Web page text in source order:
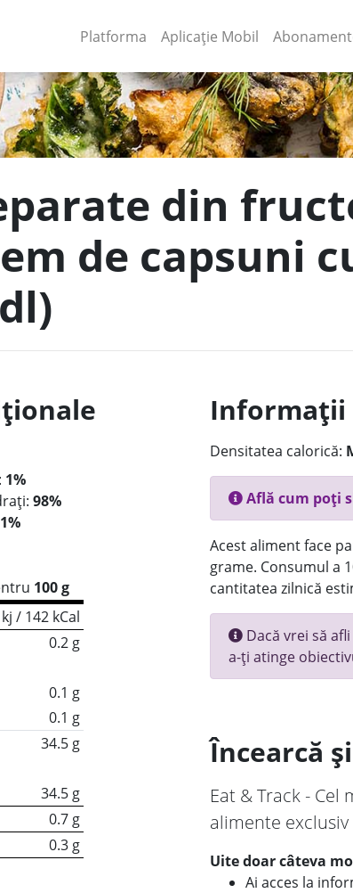
Platforma (current)
Aplicație Mobil (current)
din
de capsuni
1%
98%
1%
100 g
/ 142 kCal
0.2 g
0.1 g
0.1 g
34.5 g
34.5 g
0.7 g
0.3 g
Informații
Densitatea calorică:
Află cum poți
Acest aliment face
grame. Consumul a
cantitatea zilnică
Dacă vrei să
a-ți atinge
Încearcă
Eat & Track -
alimente
Uite doar câteva
Ai acces la